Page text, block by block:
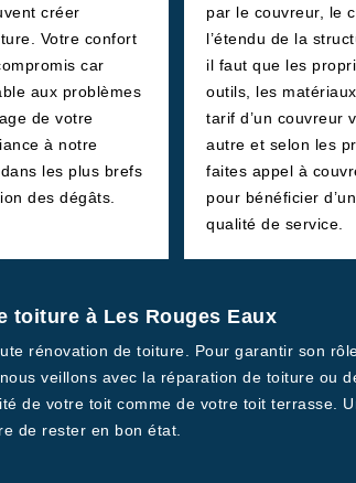
créer
Votre confort
car
aux problèmes
de votre
à notre
les plus brefs
des dégâts.
par le couvreur, le
l’étendu de la
il faut que les
outils, les
tarif d’un couvreur
autre et selon les
faites appel à
pour bénéficier
qualité de service.
toiture à Les Rouges Eaux
rénovation de toiture. Pour garantir son
veillons avec la réparation de toiture ou
de votre toit comme de votre toit terrasse.
de rester en bon état.